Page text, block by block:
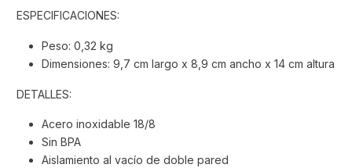
ESPECIFICACIONES:
Peso: 0,32 kg
Dimensiones: 9,7 cm largo x 8,9 cm ancho x 14 cm altura
DETALLES:
Acero inoxidable 18/8
Sin BPA
Aislamiento al vacío de doble pared